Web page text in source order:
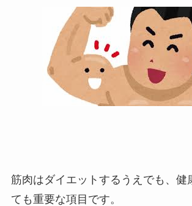
筋肉はダイエットするうえでも、健
ても重要な項目です。